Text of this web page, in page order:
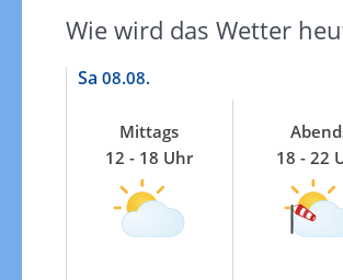
Wie wird das Wetter
Sa 08.08.
Mittags
12 - 18 Uhr
18 - 22
Windgeschwindigkeiten in 3h
Zur